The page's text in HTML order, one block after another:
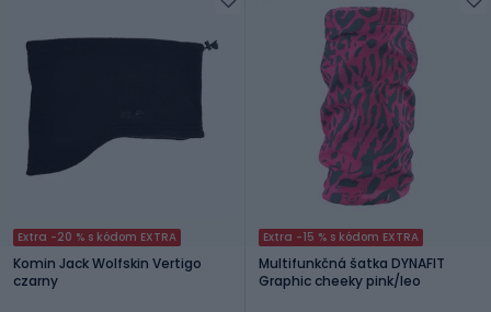
Extra -20 % s kódom EXTRA
Komin Jack Wolfskin Vertigo
czarny
Extra -15 % s kódom EXTRA
Multifunkčná šatka DYNAFIT
Graphic cheeky pink/leo